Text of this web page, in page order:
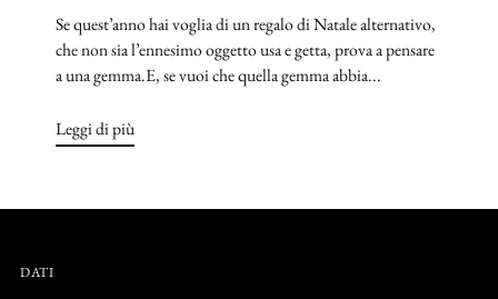
Se quest’anno hai voglia di un regalo di Natale alternativo,
che non sia l’ennesimo oggetto usa e getta, prova a pensare
a una gemma.E, se vuoi che quella gemma abbia...
Leggi di più
DATI